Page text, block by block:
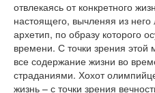
отвлекаясь от конкретного
настоящего, вычленяя из
архетип, по образу которого
времени. С точки зрения
все содержание жизни во
страданиями. Хохот
жизнь – с точки зрения